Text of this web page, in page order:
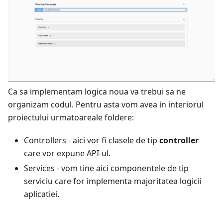
Ca sa implementam logica noua va trebui sa ne
organizam codul. Pentru asta vom avea in interiorul
proiectului urmatoareale foldere:
Controllers - aici vor fi clasele de tip controller
care vor expune API-ul.
Services - vom tine aici componentele de tip
serviciu care for implementa majoritatea logicii
aplicatiei.